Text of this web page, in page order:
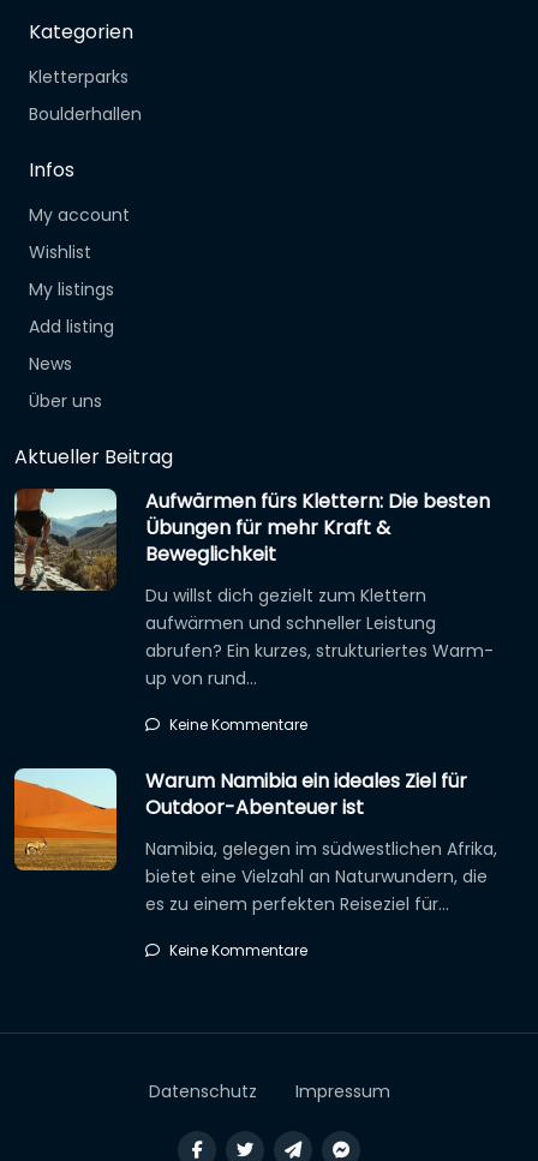
Kategorien
Kletterparks
Boulderhallen
Infos
My account
Wishlist
My listings
Add listing
News
Über uns
Aktueller Beitrag
Aufwärmen fürs Klettern: Die besten
Übungen für mehr Kraft &
Beweglichkeit
Du willst dich gezielt zum Klettern
aufwärmen und schneller Leistung
abrufen? Ein kurzes, strukturiertes Warm-
up von rund…
Keine Kommentare
Warum Namibia ein ideales Ziel für
Outdoor-Abenteuer ist
Namibia, gelegen im südwestlichen Afrika,
bietet eine Vielzahl an Naturwundern, die
es zu einem perfekten Reiseziel für…
Keine Kommentare
Datenschutz Impressum